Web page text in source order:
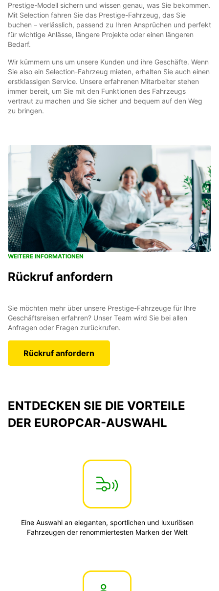
Prestige-Modell sichern und wissen genau, was Sie bekommen.
Mit Selection fahren Sie das Prestige-Fahrzeug, das Sie
buchen – verlässlich, passend zu Ihren Ansprüchen und perfekt
für wichtige Anlässe, längere Projekte oder einen längeren
Bedarf.
Wir kümmern uns um unsere Kunden und ihre Geschäfte. Wenn
Sie also ein Selection-Fahrzeug mieten, erhalten Sie auch einen
erstklassigen Service. Unsere erfahrenen Mitarbeiter stehen
immer bereit, um Sie mit den Funktionen des Fahrzeugs
vertraut zu machen und Sie sicher und bequem auf den Weg
zu bringen.
WEITERE INFORMATIONEN
Rückruf anfordern
Sie möchten mehr über unsere Prestige-Fahrzeuge für Ihre
Geschäftsreisen erfahren? Unser Team wird Sie bei allen
Anfragen oder Fragen zurückrufen.
Rückruf anfordern
ENTDECKEN SIE DIE VORTEILE
DER EUROPCAR-AUSWAHL
Eine Auswahl an eleganten, sportlichen und luxuriösen
Fahrzeugen der renommiertesten Marken der Welt